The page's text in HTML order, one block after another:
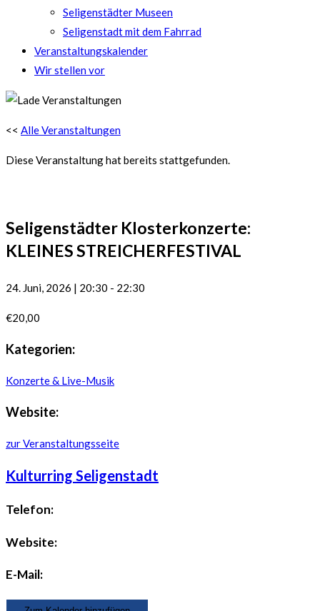
Seligenstädter Museen
Seligenstadt mit dem Fahrrad
Veranstaltungskalender
Wir stellen vor
<< Alle Veranstaltungen
Diese Veranstaltung hat bereits stattgefunden.
Seligenstädter Klosterkonzerte:
KLEINES STREICHERFESTIVAL
24. Juni, 2026 | 20:30 - 22:30
€20,00
Kategorien:
Konzerte & Live-Musik
Website:
zur Veranstaltungsseite
Kulturring Seligenstadt
Telefon:
Website:
E-Mail: